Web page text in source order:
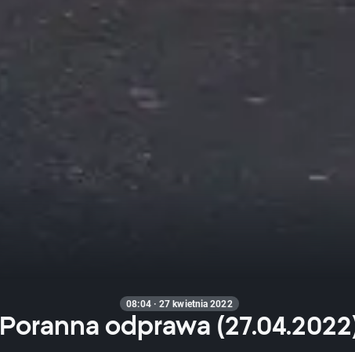
08:04 · 27 kwietnia 2022
Poranna odprawa